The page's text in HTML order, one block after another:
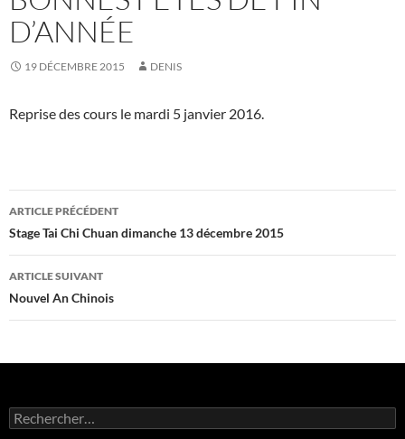
D’ANNÉE
19 DÉCEMBRE 2015 DENIS
Reprise des cours le mardi 5 janvier 2016.
Navigation
des
articles
ARTICLE PRÉCÉDENT
Stage Tai Chi Chuan dimanche 13 décembre 2015
ARTICLE SUIVANT
Nouvel An Chinois
Rechercher :